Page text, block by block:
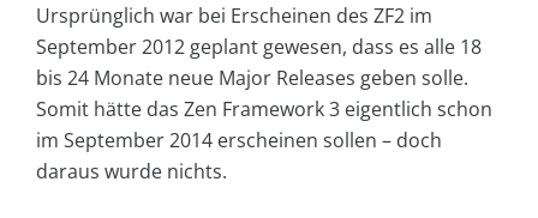
Ursprünglich war bei Erscheinen des ZF2 im
September 2012 geplant gewesen, dass es alle 18
bis 24 Monate neue Major Releases geben solle.
Somit hätte das Zen Framework 3 eigentlich schon
im September 2014 erscheinen sollen – doch
daraus wurde nichts.